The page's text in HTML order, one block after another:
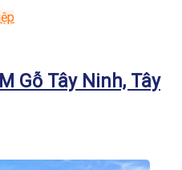
Gỗ Tây Ninh, Tây